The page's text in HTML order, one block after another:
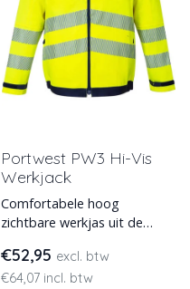
Portwest PW3 Hi-Vis
Werkjack
Comfortabele hoog
zichtbare werkjas uit de
Voorzien van een EN ISO
20471
€52,95 excl. btw
€64,07 incl. btw